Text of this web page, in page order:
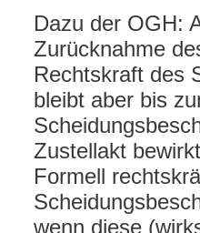
Dazu der OGH:
Zurücknahme
Rechtskraft des
bleibt aber bis
Zustellakt
Formell
wenn diese